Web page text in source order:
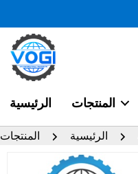
إلى
المحتوى
الرئيسية المنتجات
الرئيسية المنتجات